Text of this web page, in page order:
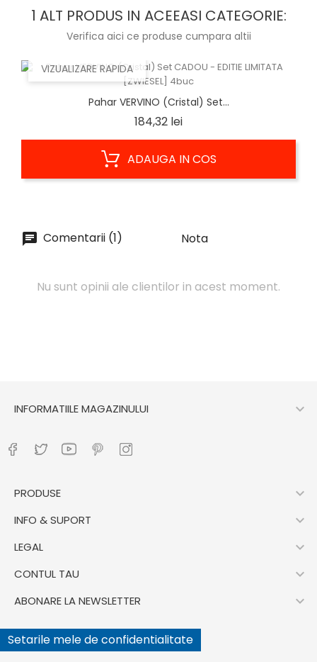
1 ALT PRODUS IN ACEEASI CATEGORIE:
Verifica aici ce produse cumpara altii
VIZUALIZARE RAPIDA
Pahar VERVINO (Cristal) Set...
184,32 leiPret
ADAUGA IN COS
Comentarii (1) Nota
Nu sunt opinii ale clientilor in acest moment.
INFORMATIILE MAGAZINULUI 
PRODUSE 
INFO & SUPORT 
LEGAL 
CONTUL TAU 
ABONARE LA NEWSLETTER 
Setarile mele de confidentialitate